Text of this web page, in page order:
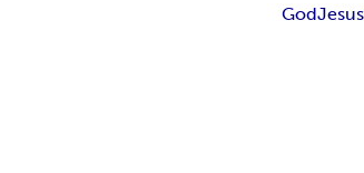
GodJesus